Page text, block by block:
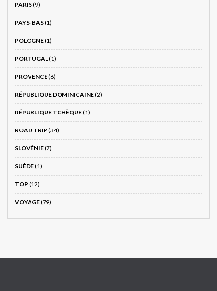
PARIS(9)
PAYS-BAS(1)
POLOGNE(1)
PORTUGAL(1)
PROVENCE(6)
RÉPUBLIQUE DOMINICAINE(2)
RÉPUBLIQUE TCHÈQUE(1)
ROAD TRIP (34)
SLOVÉNIE(7)
SUÈDE(1)
TOP (12)
VOYAGE(79)